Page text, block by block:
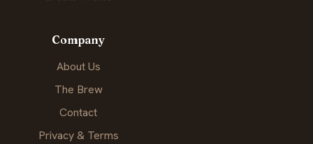
Company
About Us
The Brew
Contact
Privacy & Terms